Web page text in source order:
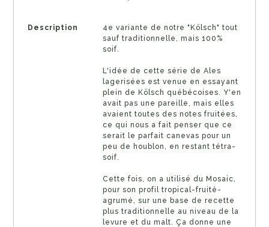
Description
4e variante de notre "Kölsch" tout
sauf traditionnelle, mais 100%
soif.
L'idée de cette série de Ales
lagerisées est venue en essayant
plein de Kölsch québécoises. Y'en
avait pas une pareille, mais elles
avaient toutes des notes fruitées,
ce qui nous a fait penser que ce
serait le parfait canevas pour un
peu de houblon, en restant tétra-
soif.
Cette fois, on a utilisé du Mosaic,
pour son profil tropical-fruité-
agrumé, sur une base de recette
plus traditionnelle au niveau de la
levure et du malt. Ça donne une